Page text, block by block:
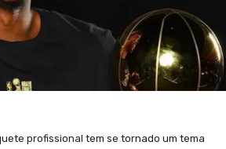
profissional tem se tornado um tema